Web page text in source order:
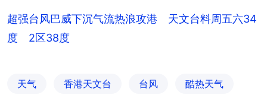
超强台风巴威下沉气流热浪攻港 天文台料周五六34
度 2区38度
天气 香港天文台 台风 酷热天气